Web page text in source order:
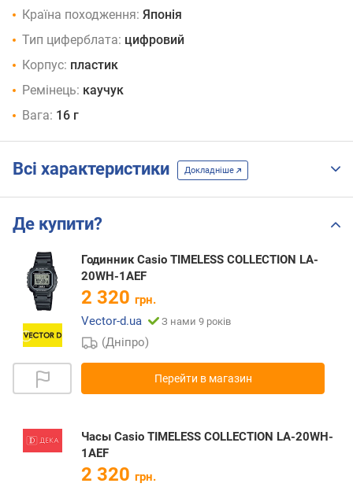
Країна походження: Японія
Тип циферблата: цифровий
Корпус: пластик
Ремінець: каучук
Вага: 16 г
Всі характеристики Докладніше
Де купити?
Годинник Casio TIMELESS COLLECTION LA-
20WH-1AEF
2 320 грн.
Vector-d.ua
З нами 9 років
(Дніпро)
Перейти в магазин
Часы Casio TIMELESS COLLECTION LA-20WH-
1AEF
2 320 грн.